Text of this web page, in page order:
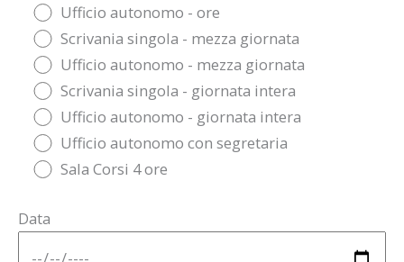
Ufficio autonomo - ore
Scrivania singola - mezza giornata
Ufficio autonomo - mezza giornata
Scrivania singola - giornata intera
Ufficio autonomo - giornata intera
Ufficio autonomo con segretaria
Sala Corsi 4 ore
Data